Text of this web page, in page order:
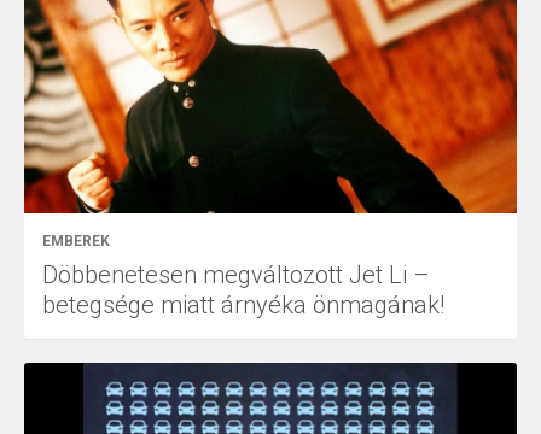
EMBEREK
Döbbenetesen megváltozott Jet Li –
betegsége miatt árnyéka önmagának!